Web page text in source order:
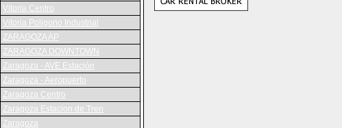
Vitoria Centro
Vitoria Poligono Industrial
ZARAGOZA AP
ZARAGOZA DOWNTOWN
Zaragoza - AVE Estación
Zaragoza - Aeropuerto
Zaragoza Centro
Zaragoza Estacion de Tren
Zaragoza